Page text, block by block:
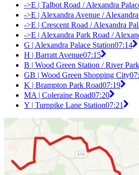
->E | Talbot Road / Alexandra
->E | Alexandra Avenue /
->E | Crescent Road / Alexandra
->E | Alexandra Park Road /
G | Alexandra Palace Station07:14
H | Barratt Avenue07:15
B | Wood Green Station / River
GB | Wood Green Shopping City
K | Brampton Park Road07:19
MA | Coleraine Road07:20
Y | Turnpike Lane Station07:21